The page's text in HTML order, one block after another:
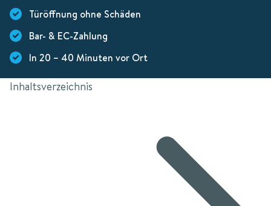
Türöffnung ohne Schäden
Bar- & EC-Zahlung
In 20 – 40 Minuten vor Ort
Inhaltsverzeichnis